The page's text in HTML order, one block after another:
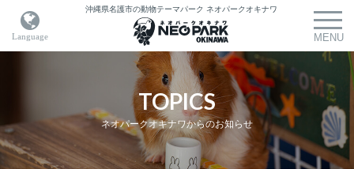
沖縄県名護市の動物テーマパーク ネオパークオキナワ
TOPICS
ネオパークオキナワからのお知らせ